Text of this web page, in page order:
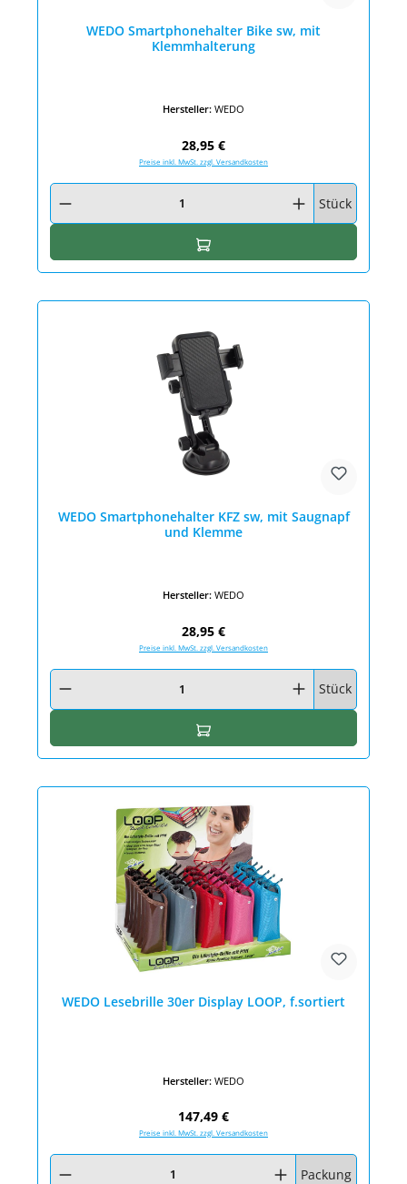
WEDO Smartphonehalter Bike sw, mit
Klemmhalterung
Hersteller: WEDO
Regulärer Preis:
28,95 €
Preise inkl. MwSt. zzgl. Versandkosten
Produkt Anzahl: Gib den gewünschten Wert ein oder benutze die
Stück
In den Warenkorb
WEDO Smartphonehalter KFZ sw, mit Saugnapf
und Klemme
Hersteller: WEDO
Regulärer Preis:
28,95 €
Preise inkl. MwSt. zzgl. Versandkosten
Produkt Anzahl: Gib den gewünschten Wert ein oder benutze die
Stück
In den Warenkorb
WEDO Lesebrille 30er Display LOOP, f.sortiert
Hersteller: WEDO
Regulärer Preis:
147,49 €
Preise inkl. MwSt. zzgl. Versandkosten
Produkt Anzahl: Gib den gewünschten Wert ein oder benutze die
Packung